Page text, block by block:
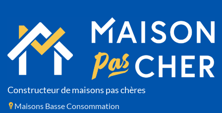
Constructeur de maisons pas chères
Maisons Basse Consommation